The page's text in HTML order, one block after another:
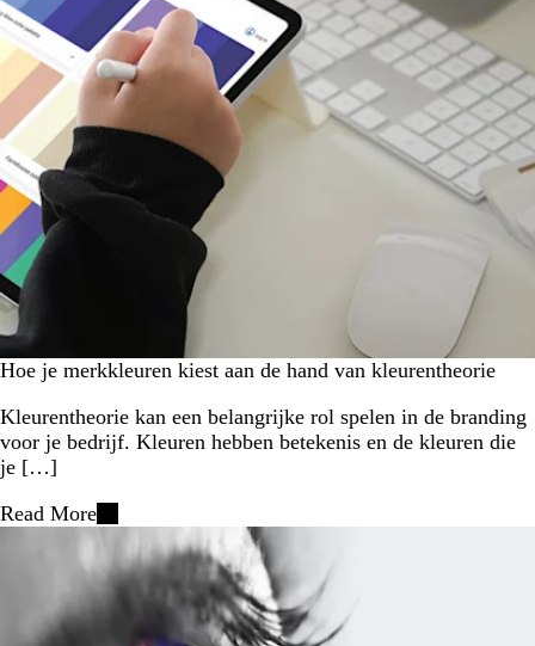
Hoe je merkkleuren kiest aan de hand van kleurentheorie
Kleurentheorie kan een belangrijke rol spelen in de branding
voor je bedrijf. Kleuren hebben betekenis en de kleuren die
je […]
Read More